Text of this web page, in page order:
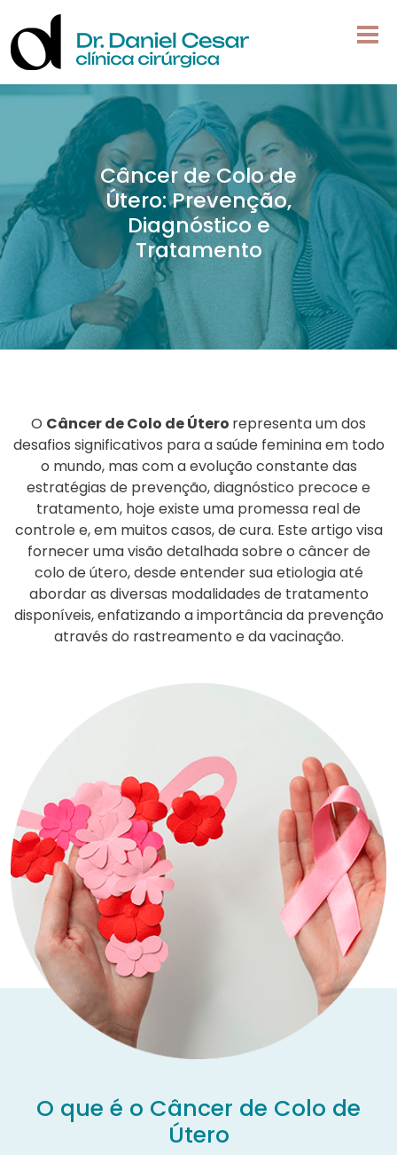
Câncer de Colo de
Útero: Prevenção,
Diagnóstico e
Tratamento
O Câncer de Colo de Útero representa um dos
desafios significativos para a saúde feminina em todo
o mundo, mas com a evolução constante das
estratégias de prevenção, diagnóstico precoce e
tratamento, hoje existe uma promessa real de
controle e, em muitos casos, de cura. Este artigo visa
fornecer uma visão detalhada sobre o câncer de
colo de útero, desde entender sua etiologia até
abordar as diversas modalidades de tratamento
disponíveis, enfatizando a importância da prevenção
através do rastreamento e da vacinação.
O que é o Câncer de Colo de
Útero